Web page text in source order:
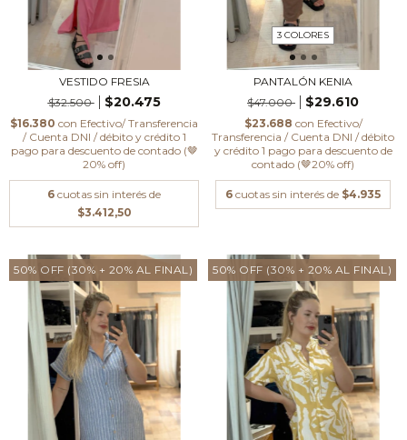
VESTIDO FRESIA
$32.500
$20.475
$16.380 con Efectivo/ Transferencia
/ Cuenta DNI / débito y crédito 1
pago para descuento de contado (🤎
20% off)
6 cuotas sin interés de
$3.412,50
3 COLORES
PANTALÓN KENIA
$47.000
$29.610
$23.688 con Efectivo/
Transferencia / Cuenta DNI / débito
y crédito 1 pago para descuento de
contado (🤎20% off)
6 cuotas sin interés de $4.935
50% OFF (30% + 20% AL FINAL) 50% OFF (30% + 20% AL FINAL)